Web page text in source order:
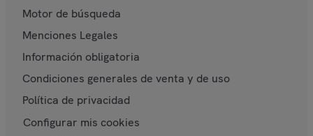
Motor de búsqueda
Menciones Legales
Información obligatoria
Condiciones generales de venta y de uso
Política de privacidad
Configurar mis cookies